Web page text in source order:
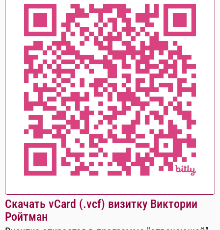
Скачать vCard (.vcf) визитку Виктории
Ройтман